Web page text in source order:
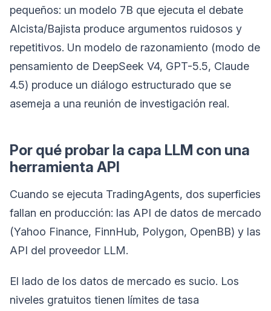
pequeños: un modelo 7B que ejecuta el debate
Alcista/Bajista produce argumentos ruidosos y
repetitivos. Un modelo de razonamiento (modo de
pensamiento de DeepSeek V4, GPT-5.5, Claude
4.5) produce un diálogo estructurado que se
asemeja a una reunión de investigación real.
Por qué probar la capa LLM con una
herramienta API
Cuando se ejecuta TradingAgents, dos superficies
fallan en producción: las API de datos de mercado
(Yahoo Finance, FinnHub, Polygon, OpenBB) y las
API del proveedor LLM.
El lado de los datos de mercado es sucio. Los
niveles gratuitos tienen límites de tasa